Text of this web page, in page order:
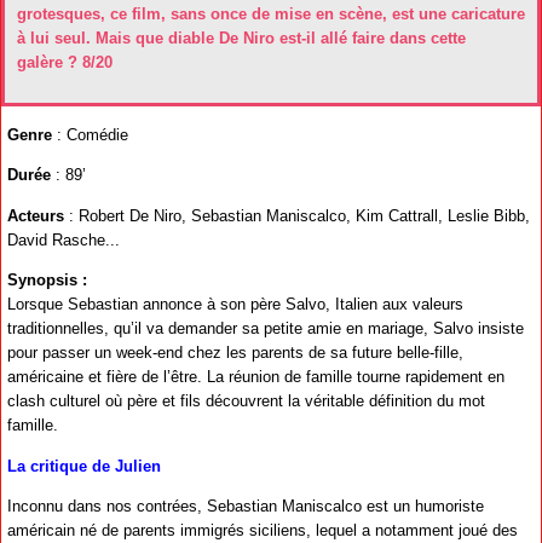
grotesques, ce film, sans once de mise en scène, est une caricature
à lui seul. Mais que diable De Niro est-il allé faire dans cette
galère ? 8/20
Genre : Comédie
Durée : 89’
Acteurs : Robert De Niro, Sebastian Maniscalco, Kim Cattrall, Leslie Bibb,
David Rasche...
Synopsis :
Lorsque Sebastian annonce à son père Salvo, Italien aux valeurs
traditionnelles, qu’il va demander sa petite amie en mariage, Salvo insiste
pour passer un week-end chez les parents de sa future belle-fille,
américaine et fière de l’être. La réunion de famille tourne rapidement en
clash culturel où père et fils découvrent la véritable définition du mot
famille.
La critique de Julien
Inconnu dans nos contrées, Sebastian Maniscalco est un humoriste
américain né de parents immigrés siciliens, lequel a notamment joué des